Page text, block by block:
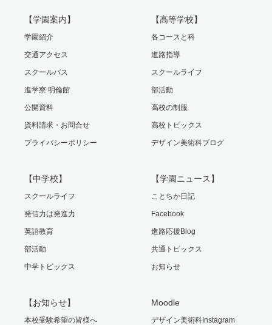
【学園案内】
学園紹介
交通アクセス
スクールバス
進学寮 明倫館
公開資料
資料請求・お問合せ
プライバシーポリシー
【高等学校】
各コースと科
進路指導
スクールライフ
部活動
高校の制服
高校トピックス
デザイン美術科ブログ
【中学校】
スクールライフ
発信力は発進力
英語教育
部活動
中学トピックス
【学園ニュース】
ことちか日記
Facebook
進路応援Blog
共通トピックス
お知らせ
【お知らせ】
本校受験希望の皆様へ
Moodle
デザイン美術科Instagram